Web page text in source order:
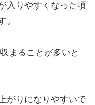
入りやすくなった頃
。
まることが多いと
がりになりやすいで